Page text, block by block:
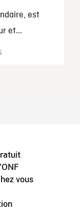
est
et...
vous